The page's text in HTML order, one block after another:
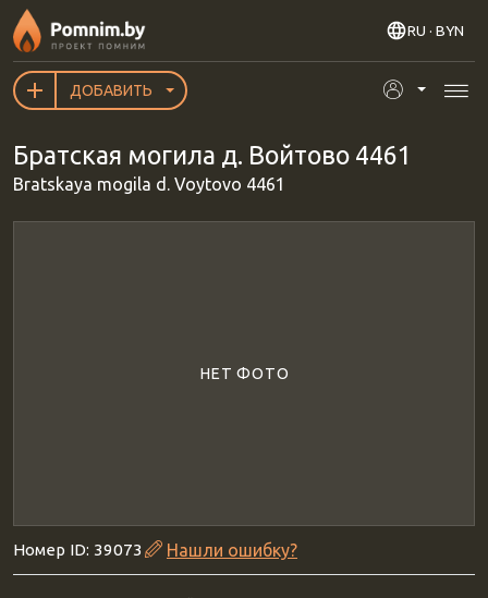
Перейти к основному содержанию
RU · BYN
ДОБАВИТЬ
Братская могила д. Войтово 4461
Bratskaya mogila d. Voytovo 4461
НЕТ ФОТО
Номер ID: 39073 Нашли ошибку?